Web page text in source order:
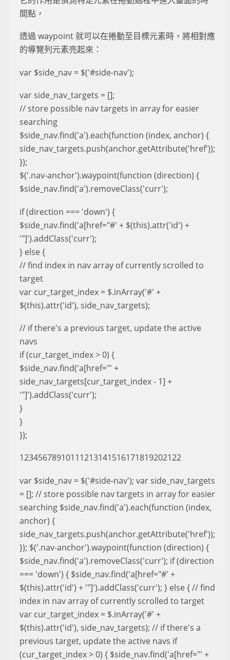
間點，
透過 waypoint 就可以在捲動至目標元素時，將相對應
的導覽列元素亮起來：
var $side_nav = $('#side-nav');
var side_nav_targets = [];
// store possible nav targets in array for easier
searching
$side_nav.find('a').each(function (index, anchor) {
side_nav_targets.push(anchor.getAttribute('href'));
});
$('.nav-anchor').waypoint(function (direction) {
$side_nav.find('a').removeClass('curr');
if (direction === 'down') {
$side_nav.find('a[href="#' + $(this).attr('id') +
'"]').addClass('curr');
} else {
// find index in nav array of currently scrolled to
target
var cur_target_index = $.inArray('#' +
$(this).attr('id'), side_nav_targets);
// if there's a previous target, update the active
navs
if (cur_target_index > 0) {
$side_nav.find('a[href="' +
side_nav_targets[cur_target_index - 1] +
'"]').addClass('curr');
}
}
});
12345678910111213141516171819202122
var $side_nav = $('#side-nav'); var side_nav_targets
= []; // store possible nav targets in array for easier
searching $side_nav.find('a').each(function (index,
anchor) {
side_nav_targets.push(anchor.getAttribute('href'));
}); $('.nav-anchor').waypoint(function (direction) {
$side_nav.find('a').removeClass('curr'); if (direction
=== 'down') { $side_nav.find('a[href="#' +
$(this).attr('id') + '"]').addClass('curr'); } else { // find
index in nav array of currently scrolled to target
var cur_target_index = $.inArray('#' +
$(this).attr('id'), side_nav_targets); // if there's a
previous target, update the active navs if
(cur_target_index > 0) { $side_nav.find('a[href="' +